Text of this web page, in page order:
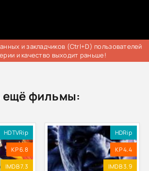
и закладчиков (Ctrl+D) пользователей
и качество выходит раньше!
ещё фильмы:
HDTVRip
KP 6.8
IMDB 7.3
HDRip
KP 4.4
IMDB 3.9